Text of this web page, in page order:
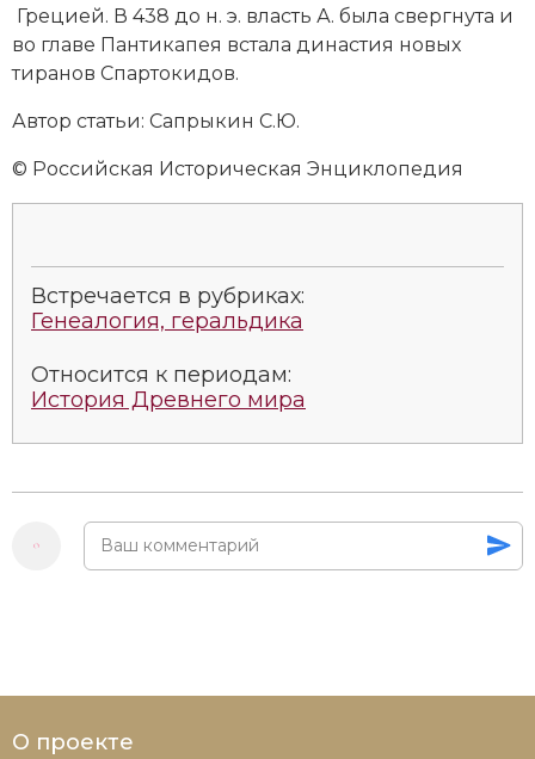
Грецией. В 438 до н. э. власть А. была свергнута и
во главе Пантикапея встала династия новых
тиранов Спартокидов.
Автор статьи: Сапрыкин С.Ю.
© Российская Историческая Энциклопедия
Встречается в рубриках:
Генеалогия, геральдика
Относится к периодам:
История Древнего мира
О проекте